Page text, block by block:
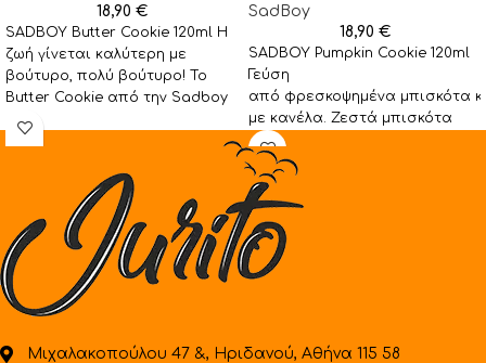
18,90 €
SADBOY Butter Cookie 120ml Η
ζωή γίνεται καλύτερη με
βούτυρο, πολύ βούτυρο! Το
Butter Cookie από την Sadboy
είναι ένα
SadBoy
18,90 €
SADBOY Pumpkin Cookie 120ml
Γεύση
από φρεσκοψημένα μπισκότα
με κανέλα. Ζεστά μπισκότα
αναμεμειγμένα με
νόστιμη κολοκύθα και κανέλα.
Για τους οπαδούς των dessert
υγρών, το Pumpkin Cookie από
Μιχαλακοπούλου 47 &, Ηριδανού, Αθήνα 115 58